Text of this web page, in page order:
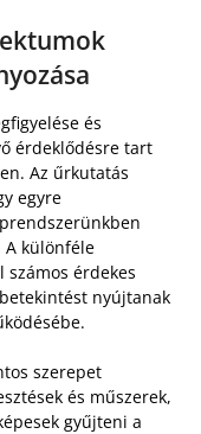
és
érdeklődésre tart
Az űrkutatás
egyre
A különféle
számos érdekes
nyújtanak
szerepet
és műszerek,
gyűjteni a